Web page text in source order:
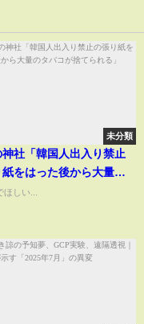
未分類
社「韓国人出入り禁止
をはった後から大量の
捨てられる」
しい...